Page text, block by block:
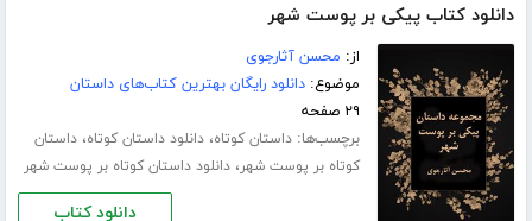
دانلود کتاب پیکی بر پوست شهر
از: محسن آثارجوی
موضوع:دانلود رایگان بهترین کتاب‌های داستان
۲۹ صفحه
برچسب‌ها:داستان کوتاه،دانلود داستان کوتاه،داستان
کوتاه بر پوست شهر،دانلود داستان کوتاه بر پوست شهر
دانلود کتاب